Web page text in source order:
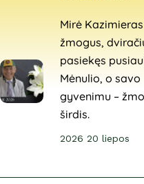
Mirė
žmogus,
pasiekęs
Mėnulio, o savo
gyvenimu –
širdis.
2026 20 liepos